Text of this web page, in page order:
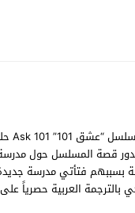
وتدور قصة المسلسل حول
فتأتي مدرسة